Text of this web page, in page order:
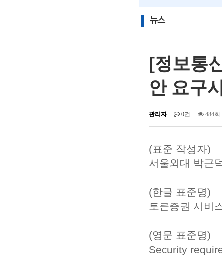
[정보통
안 요구
관리자 0건 484회
(표준 작성자)
서울외대 박근
(한글 표준명)
토큰증권 서비
(영문 표준명)
Security